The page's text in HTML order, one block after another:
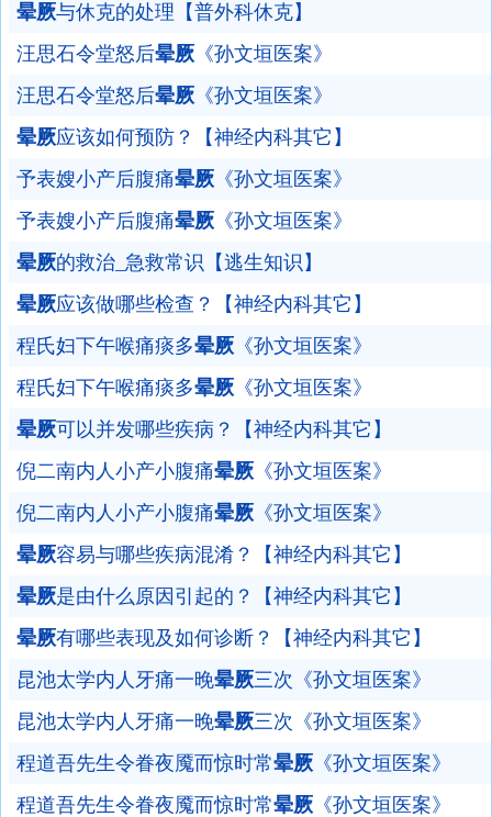
晕厥与休克的处理【普外科休克】
汪思石令堂怒后晕厥 《孙文垣医案》
汪思石令堂怒后晕厥 《孙文垣医案》
晕厥应该如何预防？【神经内科其它】
予表嫂小产后腹痛晕厥 《孙文垣医案》
予表嫂小产后腹痛晕厥 《孙文垣医案》
晕厥的救治_急救常识【逃生知识】
晕厥应该做哪些检查？【神经内科其它】
程氏妇下午喉痛痰多晕厥 《孙文垣医案》
程氏妇下午喉痛痰多晕厥 《孙文垣医案》
晕厥可以并发哪些疾病？【神经内科其它】
倪二南内人小产小腹痛晕厥 《孙文垣医案》
倪二南内人小产小腹痛晕厥 《孙文垣医案》
晕厥容易与哪些疾病混淆？【神经内科其它】
晕厥是由什么原因引起的？【神经内科其它】
晕厥有哪些表现及如何诊断？【神经内科其它】
昆池太学内人牙痛一晚晕厥三次《孙文垣医案》
昆池太学内人牙痛一晚晕厥三次《孙文垣医案》
程道吾先生令眷夜魇而惊时常晕厥 《孙文垣医案》
程道吾先生令眷夜魇而惊时常晕厥 《孙文垣医案》